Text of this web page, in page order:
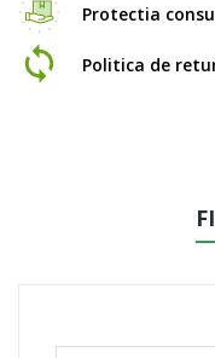
Protectia
Politica de